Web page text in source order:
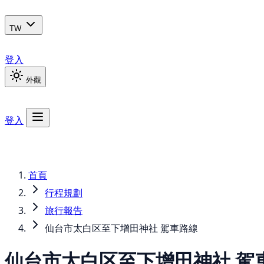
TW
登入
外觀
登入
首頁
行程規劃
旅行報告
仙台市太白区至下增田神社 駕車路線